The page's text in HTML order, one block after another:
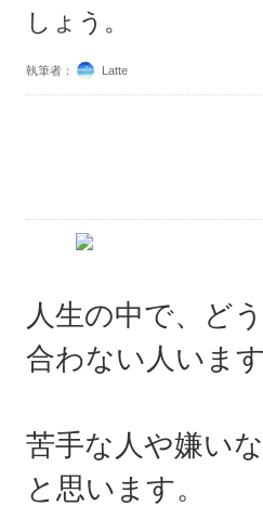
しょう。
執筆者： Latte
人生の中で、ど
合わない人います
苦手な人や嫌い
と思います。